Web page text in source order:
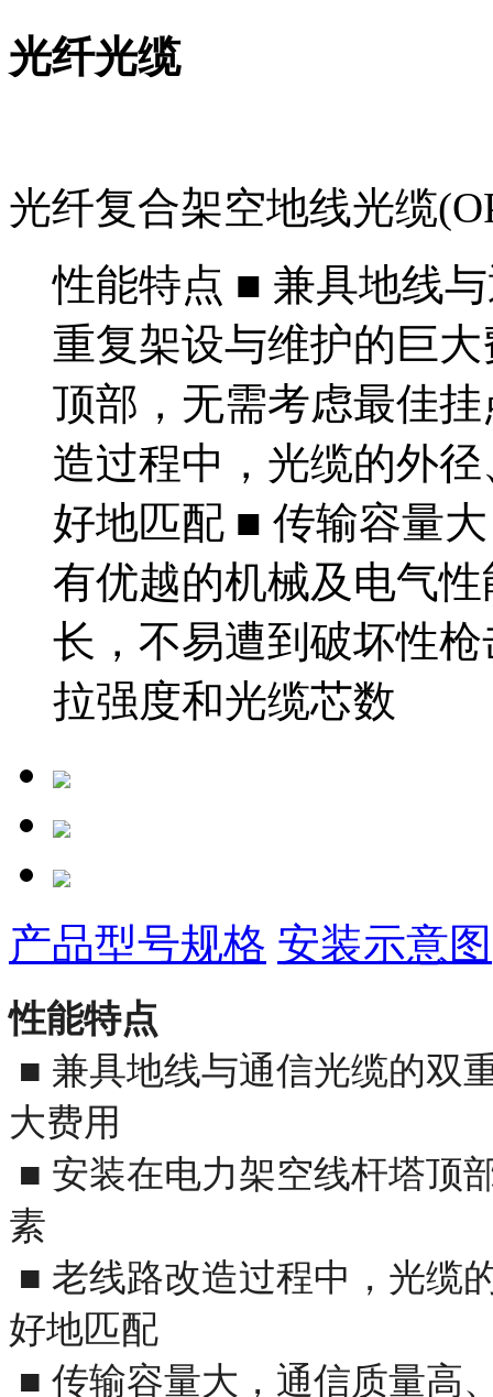
光纤光缆
光纤复合架空地线光缆
性能特点 ■ 兼具地线
重复架设与维护的巨
顶部，无需考虑最佳
造过程中，光缆的外
好地匹配 ■ 传输容量
有优越的机械及电气
长，不易遭到破坏性
拉强度和光缆芯数
产品型号规格 安装示意图
性能特点
■ 兼具地线与通信光缆的双
大费用
■ 安装在电力架空线杆塔顶
素
■ 老线路改造过程中，光缆
好地匹配
■ 传输容量大，通信质量高